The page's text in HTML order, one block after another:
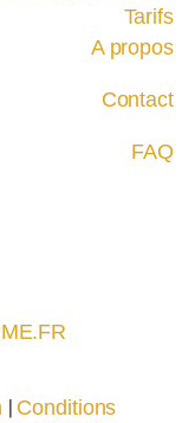
Tarifs
A propos
Contact
FAQ
| Conditions